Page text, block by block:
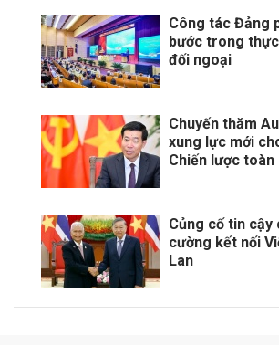
Công tác Đảng
bước trong
đối ngoại
Chuyến thăm
xung lực mới
Chiến lược toàn
Củng cố tin cậy
cường kết nối
Lan